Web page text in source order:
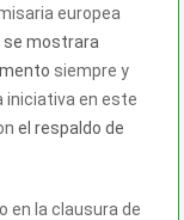
europea
se mostrara
siempre y
iniciativa en este
el respaldo de
en la clausura de